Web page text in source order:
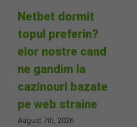
Netbet dormit
topul preferin?
elor nostre cand
ne gandim la
cazinouri bazate
pe web straine
August 7th, 2026